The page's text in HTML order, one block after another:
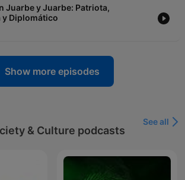
Juarbe y Juarbe: Patriota,
y Diplomático
Show more episodes
& Culture podcasts
See all